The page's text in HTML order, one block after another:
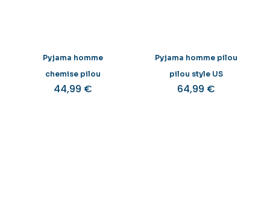
Pyjama homme
chemise pilou
44,99 €
Pyjama homme pilou
pilou style US
64,99 €